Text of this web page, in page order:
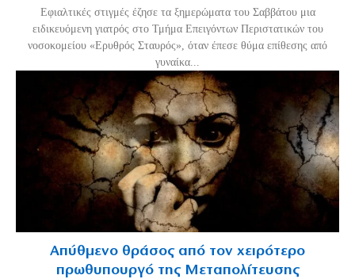
Εφιαλτικές στιγμές έζησε τα ξημερώματα του Σαββάτου μια
ειδικευόμενη γιατρός στο Τμήμα Επειγόντων Περιστατικών του
νοσοκομείου «Ερυθρός Σταυρός», όταν έπεσε θύμα επίθεσης από
γυναίκα...
Απύθμενο θράσος από τον χειρότερο
πρωθυπουργό της Μεταπολίτευσης